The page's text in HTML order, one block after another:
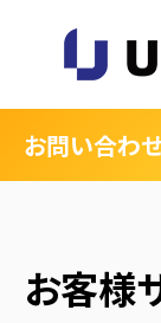
お問い合わ
お客様